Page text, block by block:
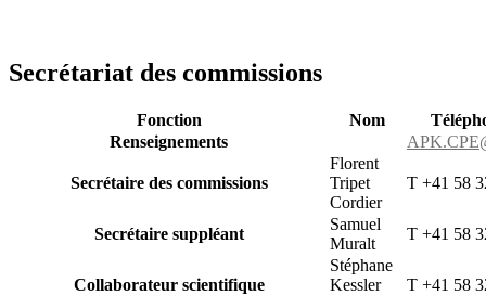
Secrétariat des commissions
​Fonction ​Nom
Renseignements
Secrétaire des commissions
Florent
Tripet
Cordier ​
T +41 58
Secrétaire suppléant
Samuel
Muralt
T +41 58
Collaborateur scientifique
Stéphane
Kessler
T +41 58